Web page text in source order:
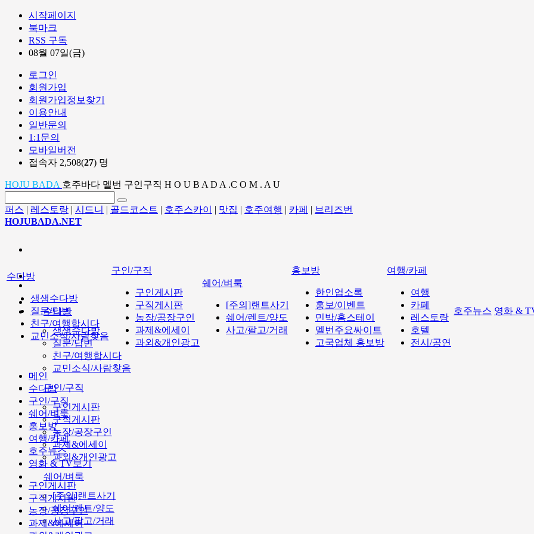
시작페이지
북마크
RSS 구독
08월 07일(금)
로그인
회원가입
회원가입정보찾기
이용안내
일반문의
1:1문의
모바일버전
접속자 2,508(27) 명
HOJU BADA 호주바다 멜번 구인구직 H O U B A D A .C O M . A U
퍼스 | 레스토랑 | 시드니 | 골드코스트 | 호주스카이 | 맛집 | 호주여행 | 카페 | 브리즈번
HOJUBADA.NET
수다방
생생수다방
질문/답변
친구/여행합시다
교민소식/사람찾음
구인/구직
구인게시판
구직게시판
농장/공장구인
과제&에세이
과외&개인광고
쉐어/벼룩
[주의]랜트사기
쉐어/렌트/양도
사고/팔고/거래
수다방
생생수다방
질문/답변
친구/여행합시다
교민소식/사람찾음
구인/구직
구인게시판
구직게시판
농장/공장구인
과제&에세이
과외&개인광고
쉐어/벼룩
[주의]랜트사기
쉐어/렌트/양도
사고/팔고/거래
홍보방
한인업소록
홍보/이벤트
민박/홈스테이
멜번주요싸이트
고국업체 홍보방
여행/카페
여행
카페
레스토랑
호텔
전시/공연
호주뉴스 영화 &
메인
수다방
구인/구직
쉐어/벼룩
홍보방
여행/카페
호주뉴스
영화 & TV보기
구인게시판
구직게시판
농장/공장구인
과제&에세이